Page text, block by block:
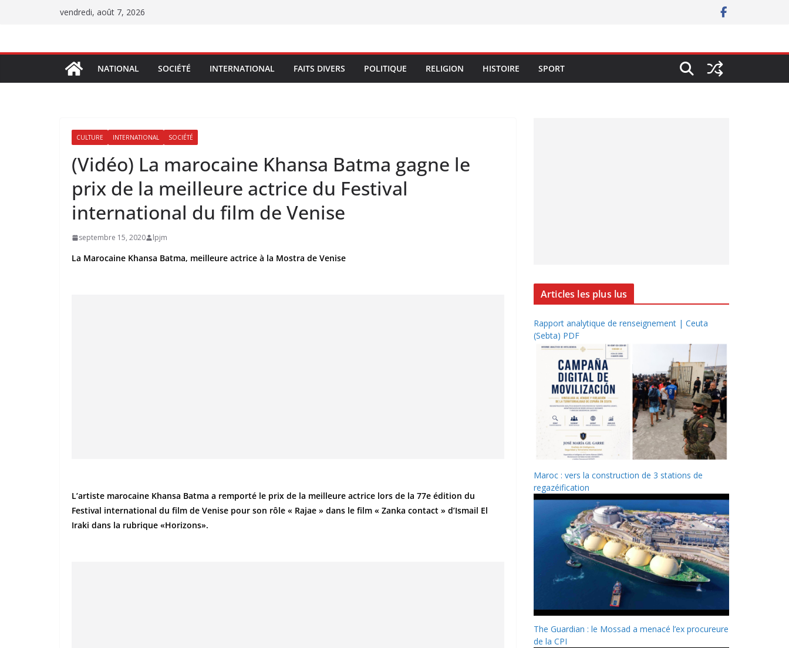
vendredi, août 7, 2026
NATIONAL SOCIÉTÉ INTERNATIONAL FAITS DIVERS POLITIQUE RELIGION HISTOIRE SPORT
CULTURE INTERNATIONAL SOCIÉTÉ
(Vidéo) La marocaine Khansa Batma gagne le
prix de la meilleure actrice du Festival
international du film de Venise
septembre 15, 2020 lpjm
La Marocaine Khansa Batma, meilleure actrice à la Mostra de Venise
L’artiste marocaine Khansa Batma a remporté le prix de la meilleure actrice lors de la 77e édition du
Festival international du film de Venise pour son rôle « Rajae » dans le film « Zanka contact » d’Ismail El
Iraki dans la rubrique «Horizons».
Articles les plus lus
Rapport analytique de renseignement | Ceuta
(Sebta) PDF
Maroc : vers la construction de 3 stations de
regazéification
The Guardian : le Mossad a menacé l’ex procureure
de la CPI